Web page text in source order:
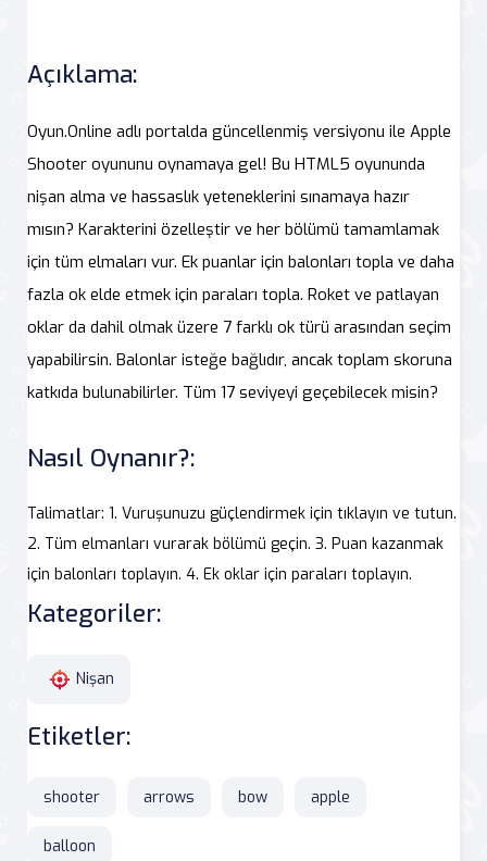
Açıklama:
Oyun.Online adlı portalda güncellenmiş versiyonu ile Apple
Shooter oyununu oynamaya gel! Bu HTML5 oyununda
nişan alma ve hassaslık yeteneklerini sınamaya hazır
mısın? Karakterini özelleştir ve her bölümü tamamlamak
için tüm elmaları vur. Ek puanlar için balonları topla ve daha
fazla ok elde etmek için paraları topla. Roket ve patlayan
oklar da dahil olmak üzere 7 farklı ok türü arasından seçim
yapabilirsin. Balonlar isteğe bağlıdır, ancak toplam skoruna
katkıda bulunabilirler. Tüm 17 seviyeyi geçebilecek misin?
Nasıl Oynanır?:
Talimatlar: 1. Vuruşunuzu güçlendirmek için tıklayın ve tutun.
2. Tüm elmanları vurarak bölümü geçin. 3. Puan kazanmak
için balonları toplayın. 4. Ek oklar için paraları toplayın.
Kategoriler:
Nişan
Etiketler:
shooter arrows bow apple
balloon